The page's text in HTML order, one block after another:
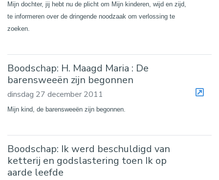
Mijn dochter, jij hebt nu de plicht om Mijn kinderen, wijd en zijd,
te informeren over de dringende noodzaak om verlossing te
zoeken.
Boodschap: H. Maagd Maria : De
barensweeën zijn begonnen
dinsdag 27 december 2011
Mijn kind, de barensweeën zijn begonnen.
Boodschap: Ik werd beschuldigd van
ketterij en godslastering toen Ik op
aarde leefde